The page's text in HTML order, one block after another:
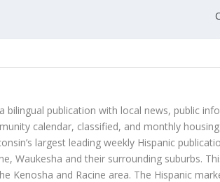
bilingual publication with local news, public
calendar, classified, and monthly
largest leading weekly Hispanic
Waukesha and their surrounding suburbs.
Kenosha and Racine area. The Hispanic